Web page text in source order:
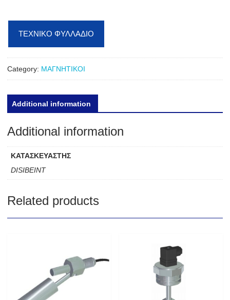
ΤΕΧΝΙΚΟ ΦΥΛΛΑΔΙΟ
Category: ΜΑΓΝΗΤΙΚΟΙ
Additional information
Additional information
ΚΑΤΑΣΚΕΥΑΣΤΗΣ
DISIBEINT
Related products